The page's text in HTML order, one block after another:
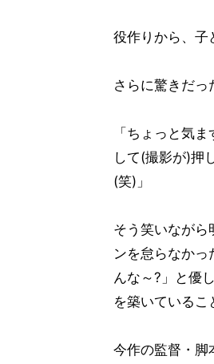
役作りから、子
さらに驚きだっ
「ちょっと気
して(撮影が)押
(笑)」
そう笑いながら
ンを怠らなか
んな～?」と優
を築いているこ
今作の監督・脚